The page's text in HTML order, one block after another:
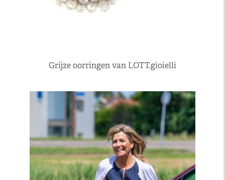
Grijze oorringen van LOTT.gioielli